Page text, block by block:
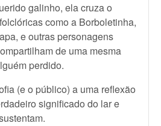
galinho, ela cruza o
como a Borboletinha,
e outras personagens
de uma mesma
perdido.
(e o público) a uma reflexão
significado do lar e